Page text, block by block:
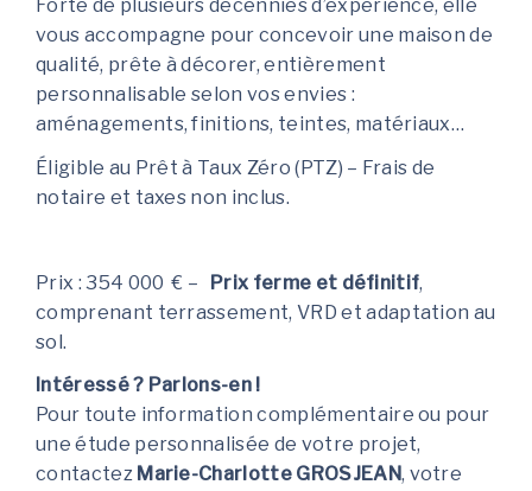
Forte de plusieurs décennies d’expérience, elle
vous accompagne pour concevoir une maison de
qualité, prête à décorer, entièrement
personnalisable selon vos envies :
aménagements, finitions, teintes, matériaux…
Éligible au Prêt à Taux Zéro (PTZ) – Frais de
notaire et taxes non inclus.
Prix : 354 000 € – Prix ferme et définitif,
comprenant terrassement, VRD et adaptation au
sol.
Intéressé ? Parlons-en !
Pour toute information complémentaire ou pour
une étude personnalisée de votre projet,
contactez Marie-Charlotte GROSJEAN, votre